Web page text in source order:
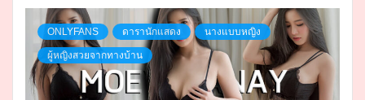
ONLYFANS ดารานักแสดง นางแบบหญิง
ผู้หญิงสวยจากทางบ้าน